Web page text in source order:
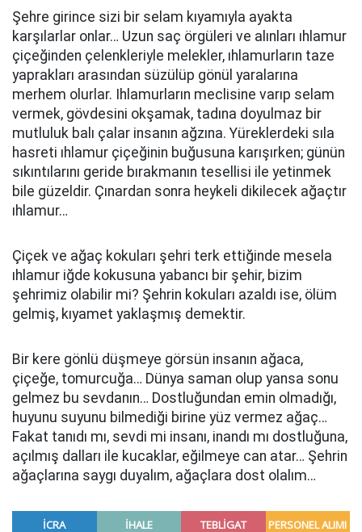
Şehre girince sizi bir selam kıyamıyla ayakta
karşılarlar onlar… Uzun saç örgüleri ve alınları ıhlamur
çiçeğinden çelenkleriyle melekler, ıhlamurların taze
yaprakları arasından süzülüp gönül yaralarına
merhem olurlar. Ihlamurların meclisine varıp selam
vermek, gövdesini okşamak, tadına doyulmaz bir
mutluluk balı çalar insanın ağzına. Yüreklerdeki sıla
hasreti ıhlamur çiçeğinin buğusuna karışırken; günün
sıkıntılarını geride bırakmanın tesellisi ile yetinmek
bile güzeldir. Çınardan sonra heykeli dikilecek ağaçtır
ıhlamur…
Çiçek ve ağaç kokuları şehri terk ettiğinde mesela
ıhlamur iğde kokusuna yabancı bir şehir, bizim
şehrimiz olabilir mi? Şehrin kokuları azaldı ise, ölüm
gelmiş, kıyamet yaklaşmış demektir.
Bir kere gönlü düşmeye görsün insanın ağaca,
çiçeğe, tomurcuğa… Dünya saman olup yansa sonu
gelmez bu sevdanın… Dostluğundan emin olmadığı,
huyunu suyunu bilmediği birine yüz vermez ağaç…
Fakat tanıdı mı, sevdi mi insanı, inandı mı dostluğuna,
açılmış dalları ile kucaklar, eğilmeye can atar… Şehrin
ağaçlarına saygı duyalım, ağaçlara dost olalım…